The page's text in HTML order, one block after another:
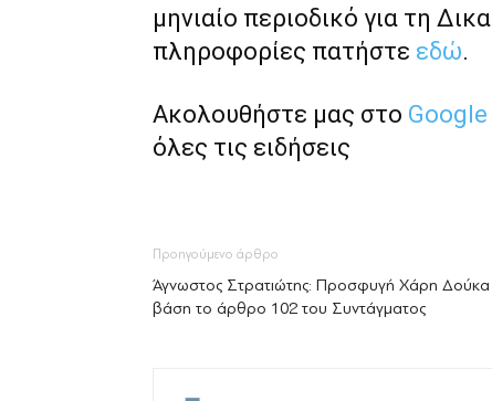
μηνιαίο περιοδικό για τη
πληροφορίες πατήστε εδώ.
Ακολουθήστε μας στο
όλες τις ειδήσεις
Προηγούμενο άρθρο
Άγνωστος Στρατιώτης: Προσφυγή Χάρη Δούκα
βάση το άρθρο 102 του Συντάγματος